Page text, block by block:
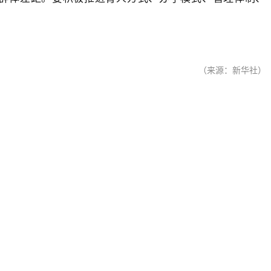
（来源：新华社）